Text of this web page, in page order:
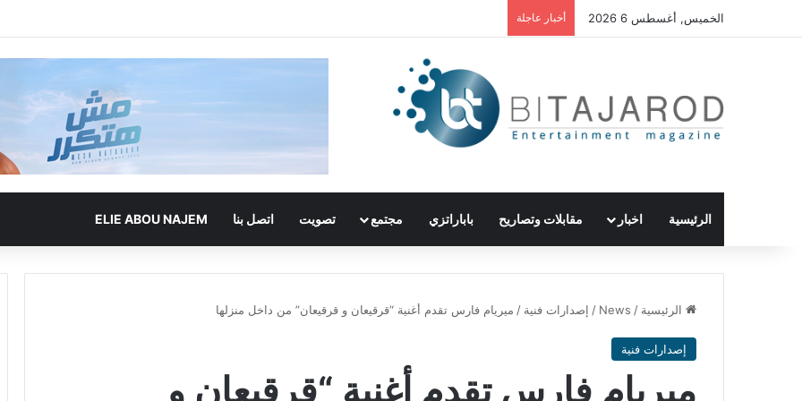
الخميس, أغسطس 6 2026 أخبار عاجلة
الرئيسية اخبار مقابلات وتصاريح باباراتزي مجتمع تصويت اتصل بنا ELIE ABOU NAJEM
الرئيسية /
News
/ إصدارات فنية / ميريام فارس تقدم أغنية “قرقيعان و قرقيعان” من داخل منزلها
إصدارات فنية
ميريام فارس تقدم أغنية “قرقيعان و